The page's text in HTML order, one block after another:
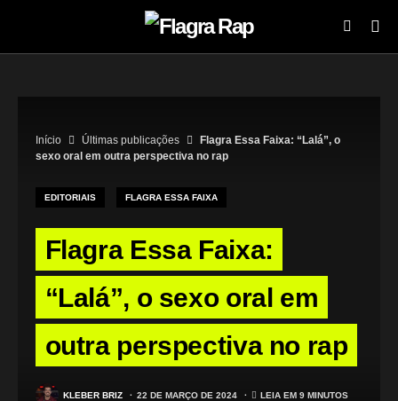
Início Últimas publicações
Flagra Essa Faixa: “Lalá”, o
sexo oral em outra perspectiva no rap
EDITORIAIS FLAGRA ESSA FAIXA
Flagra Essa Faixa:
“Lalá”, o sexo oral em
outra perspectiva no rap
KLEBER BRIZ 22 DE MARÇO DE 2024 LEIA EM 9 MINUTOS